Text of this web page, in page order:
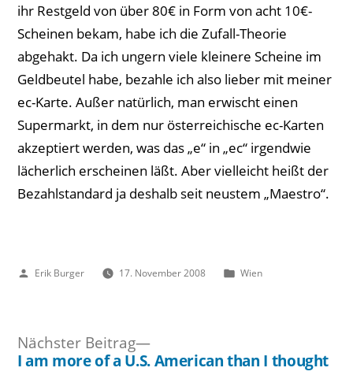
ihr Restgeld von über 80€ in Form von acht 10€-
Scheinen bekam, habe ich die Zufall-Theorie
abgehakt. Da ich ungern viele kleinere Scheine im
Geldbeutel habe, bezahle ich also lieber mit meiner
ec-Karte. Außer natürlich, man erwischt einen
Supermarkt, in dem nur österreichische ec-Karten
akzeptiert werden, was das „e“ in „ec“ irgendwie
lächerlich erscheinen läßt. Aber vielleicht heißt der
Bezahlstandard ja deshalb seit neustem „Maestro“.
Veröffentlicht
Erik Burger 17. November 2008
Veröffentlicht
Wien
Nächster Beitrag
Nächster
Beitrag:
I am more of a U.S. American than I thought